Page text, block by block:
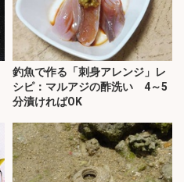
釣魚で作る「刺身アレンジ」レ
シピ：マルアジの酢洗い 4～5
分漬ければOK